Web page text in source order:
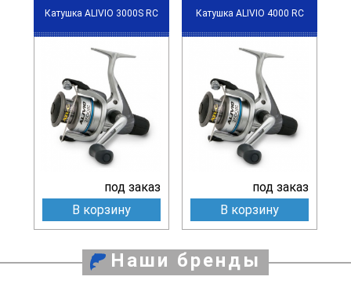
Катушка ALIVIO 3000S RC
под заказ
В корзину
Катушка ALIVIO 4000 RC
под заказ
В корзину
Наши бренды